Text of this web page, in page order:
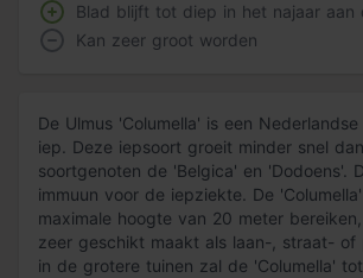
Blad blijft tot diep in het najaar aan
Kan zeer groot worden
De Ulmus 'Columella' is een
iep. Deze iepsoort groeit minder snel
soortgenoten de 'Belgica' en 'Dodoens'.
immuun voor de iepziekte. De
maximale hoogte van 20 meter
zeer geschikt maakt als laan-, straat- of
in de grotere tuinen zal de 'Columella'